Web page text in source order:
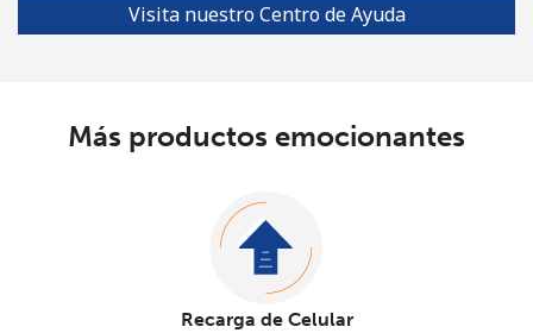
Visita nuestro Centro de Ayuda
Más productos emocionantes
Recarga de Celular